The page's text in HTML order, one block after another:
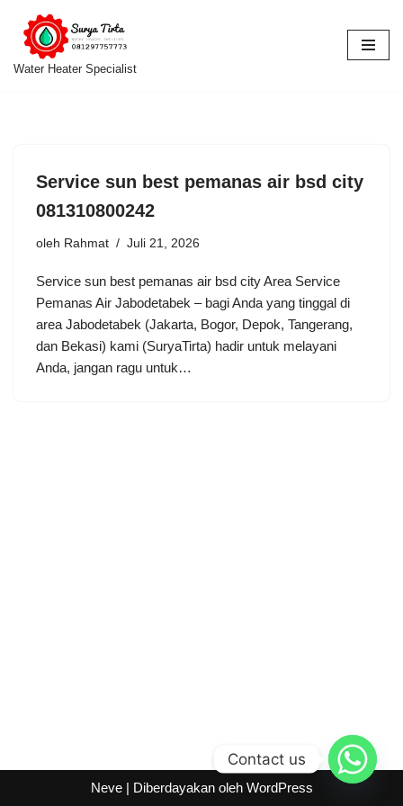
Lompat
ke
Water Heater Specialist
Service sun best pemanas air bsd city
081310800242
oleh Rahmat Juli 21, 2026
Service sun best pemanas air bsd city Area Service
Pemanas Air Jabodetabek – bagi Anda yang tinggal di
area Jabodetabek (Jakarta, Bogor, Depok, Tangerang,
dan Bekasi) kami (SuryaTirta) hadir untuk melayani
Anda, jangan ragu untuk…
Neve| Diberdayakan oleh WordPress
Contact us